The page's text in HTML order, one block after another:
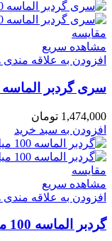
مقایسه
مشاهده سریع
افزودن به علاقه مندی
سری گردبر الماسه 100 میلی متر آروا کد 7819
1,474,000 تومان
افزودن به سبد خرید
مقایسه
مشاهده سریع
افزودن به علاقه مندی
گردبر الماسه 100 میلیمتری رونیکس کد RH-5208